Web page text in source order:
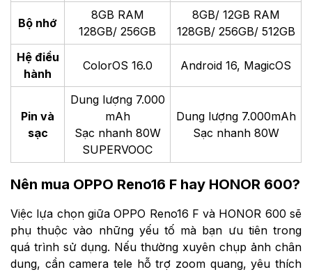
Bộ nhớ
8GB RAM
128GB/ 256GB
8GB/ 12GB RAM
128GB/ 256GB/ 512GB
Hệ điều
hành
ColorOS 16.0 Android 16, MagicOS
Pin và
sạc
Dung lượng 7.000
mAh
Sạc nhanh 80W
SUPERVOOC
Dung lượng 7.000mAh
Sạc nhanh 80W
Nên mua OPPO Reno16 F hay HONOR 600?
Việc lựa chọn giữa OPPO Reno16 F và HONOR 600 sẽ
phụ thuộc vào những yếu tố mà bạn ưu tiên trong
quá trình sử dụng. Nếu thường xuyên chụp ảnh chân
dung, cần camera tele hỗ trợ zoom quang, yêu thích